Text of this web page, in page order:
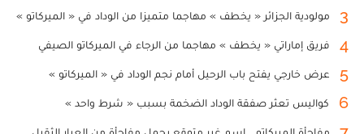
3 مولودية الجزائر « يخطف » مهاجما متميزا من الوداد في « الميركاتو »
4 فريق إماراتي « يخطف » مهاجما من الرجاء في الميركاتو الصيفي
5 عرض خارجي يفتح باب الرحيل أمام نجم الوداد في « الميركاتو »
6 كواليس تعثر صفقة الوداد الضخمة بسبب « شرط واحد »